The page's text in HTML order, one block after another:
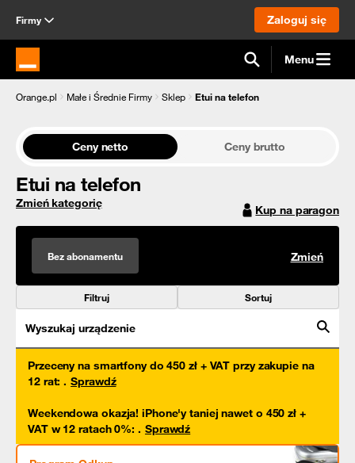
Firmy Zaloguj się
Strona główna Orange.pl Menu
Orange.pl Małe i Średnie Firmy Sklep Etui na telefon
Ceny netto Ceny brutto
Etui na telefon
Zmień kategorię Kup na paragon
Bez abonamentu Zmień
Filtruj Sortuj
Wyszukaj urządzenie
Przeceny na smartfony do 450 zł + VAT przy zakupie na
12 rat: . Sprawdź
Weekendowa okazja! iPhone'y taniej nawet o 450 zł +
VAT w 12 ratach 0%: . Sprawdź